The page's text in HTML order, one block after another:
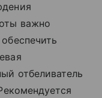
важно
отбеливатель